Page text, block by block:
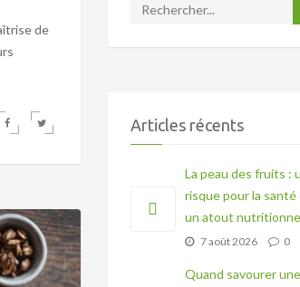
de
Articles récents
La peau des fruits :
risque pour la santé
un atout
7 août 2026 0
Quand savourer une